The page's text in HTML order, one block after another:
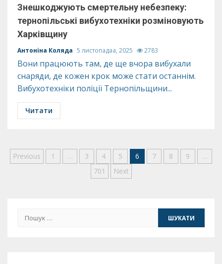
Знешкоджують смертельну небезпеку:
тернопільські вибухотехніки розміновують
Харківщину
Антоніна Коляда 5 листопадаа, 2025 2783
Вони працюють там, де ще вчора вибухали
снаряди, де кожен крок може стати останнім.
Вибухотехніки поліції Тернопільщини...
Читати
Пагінація
Previous 1 … 3 4 5 6 7 8 9
…
701
Next
Пошук: